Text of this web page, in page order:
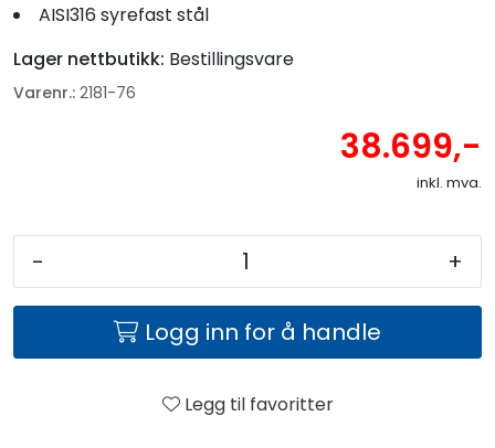
AISI316 syrefast stål
Lager nettbutikk: Bestillingsvare
Varenr.: 2181-76
38.699,-
inkl. mva.
- +
Logg inn for å handle
Legg til favoritter